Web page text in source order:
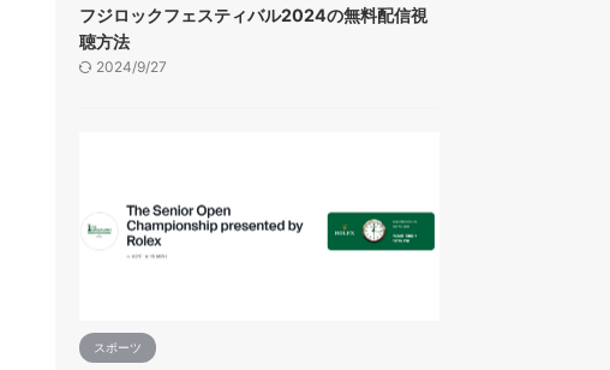
フジロックフェスティバル2024の無料配信視
聴方法
2024/9/27
スポーツ